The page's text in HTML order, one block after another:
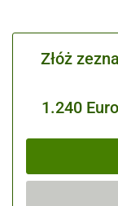
Złóż
1.240